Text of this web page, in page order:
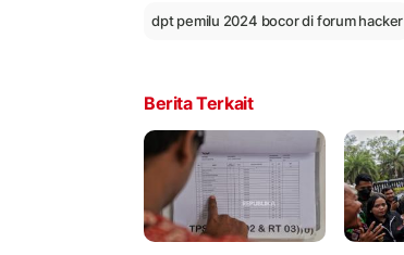
dpt pemilu 2024 bocor di forum hacker
Berita Terkait